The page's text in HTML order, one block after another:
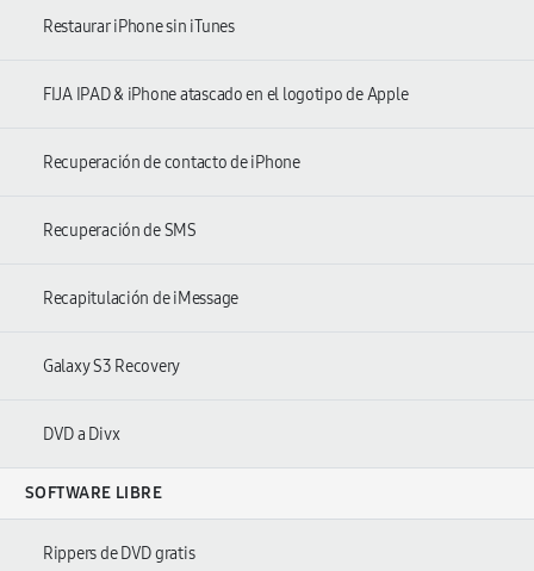
Restaurar iPhone sin iTunes
FIJA IPAD & iPhone atascado en el logotipo de Apple
Recuperación de contacto de iPhone
Recuperación de SMS
Recapitulación de iMessage
Galaxy S3 Recovery
DVD a Divx
SOFTWARE LIBRE
Rippers de DVD gratis